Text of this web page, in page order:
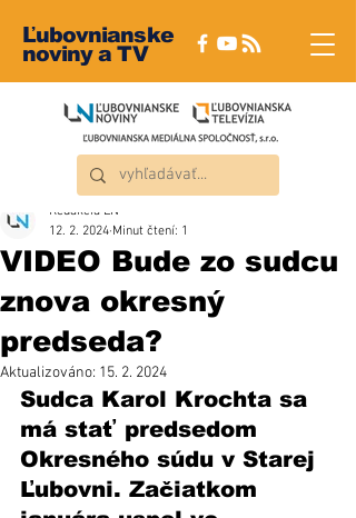
Ľubovnianske
noviny a TV
VIDEO Bude zo sudcu
znova okresný
predseda?
Redakcia ĽN
12. 2. 2024 Minut čtení: 1
Aktualizováno: 15. 2. 2024
Sudca Karol Krochta sa
má stať predsedom
Okresného súdu v Starej
Ľubovni. Začiatkom